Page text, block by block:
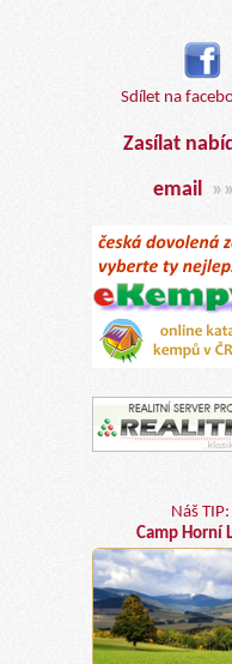
Sdílet na
Zasílat
email
Náš TIP:
Camp Horní